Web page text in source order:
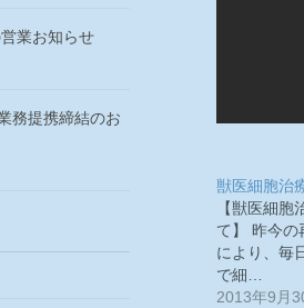
獣医細胞治
【獣医細
て】 昨今の
により、毎
で細…
2013年9月
業お知らせ
務提携締結のお